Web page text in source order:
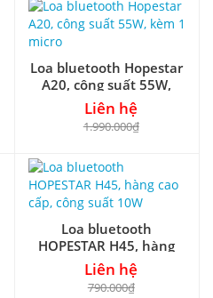
Loa bluetooth Hopestar
A20, công suất 55W,
kèm 1 micro
Liên hệ
1.990.000₫
Loa bluetooth
HOPESTAR H45, hàng
cao cấp, công suất 10W
Liên hệ
790.000₫